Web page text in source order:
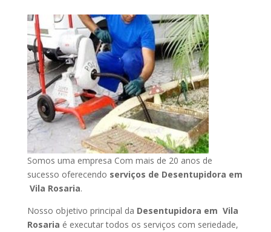
Somos uma empresa Com mais de 20 anos de
sucesso oferecendo serviços de Desentupidora em
Vila Rosaria.
Nosso objetivo principal da Desentupidora em Vila
Rosaria é executar todos os serviços com seriedade,